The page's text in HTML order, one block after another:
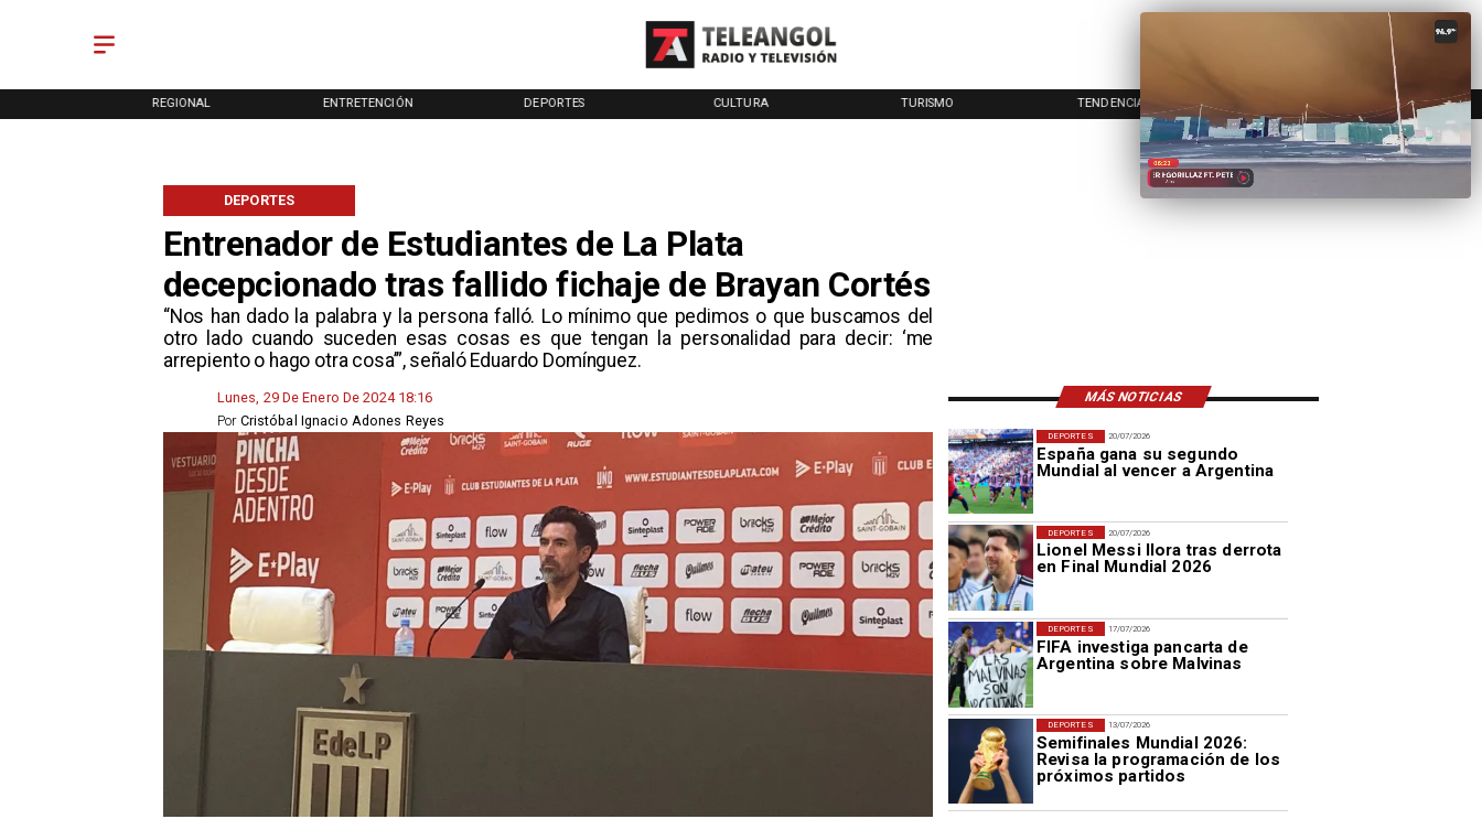
REGIONAL ENTRETENCIÓN DEPORTES CULTURA TURISMO TENDENCIAS EVENTOS
Entrenador de Estudiantes de La Plata
decepcionado tras fallido fichaje de Brayan Cortés
​“Nos han dado la palabra y la persona falló. Lo mínimo que pedimos o que buscamos del
otro lado cuando suceden esas cosas es que tengan la personalidad para decir: ‘me
arrepiento o hago otra cosa’”, señaló Eduardo Domínguez.
DEPORTES
MÁS NOTICIAS
Lunes, 29 De Enero De 2024 18:16
Cristóbal Ignacio Adones Reyes
Por
20/07/2026
España gana su segundo
Mundial al vencer a Argentina
DEPORTES
20/07/2026
Lionel Messi llora tras derrota
en Final Mundial 2026
DEPORTES
17/07/2026
FIFA investiga pancarta de
Argentina sobre Malvinas
DEPORTES
13/07/2026
Semifinales Mundial 2026:
Revisa la programación de los
próximos partidos
DEPORTES